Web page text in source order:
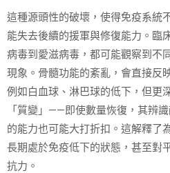
這種源頭性的破壞，使得免疫系統
能失去後續的援軍與修復能力。臨
病毒到愛滋病毒，都可能觀察到不
現象。骨髓功能的紊亂，會直接反
例如白血球、淋巴球的低下，但更
「質變」——即使數量恢復，其辨
的能力也可能大打折扣。這解釋了
長期處於免疫低下的狀態，甚至對
抗力。